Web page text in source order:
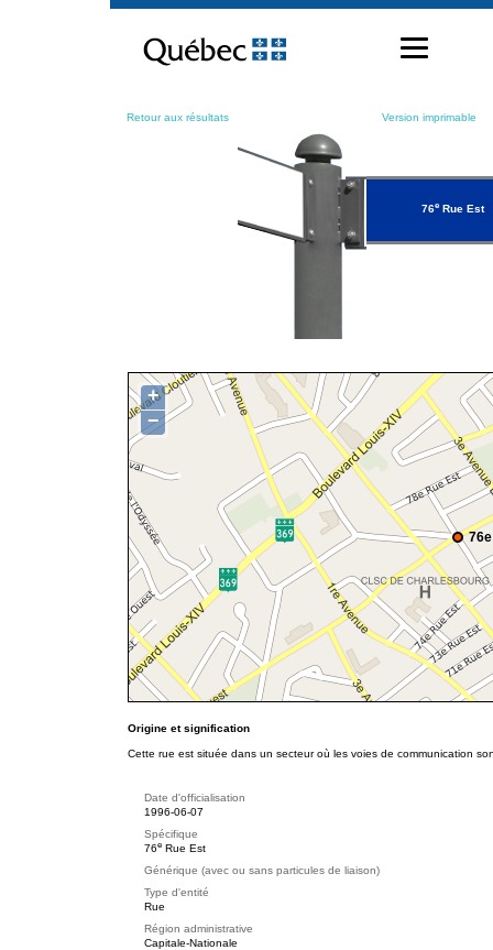
contenu
Retour aux résultats Version imprimable
76eRue Est
+
−
Origine et signification
Cette rue est située dans un secteur où les voies de communication
Date d'officialisation
1996-06-07
Spécifique
76e Rue Est
Générique (avec ou sans particules de liaison)
Type d'entité
Rue
Région administrative
Capitale-Nationale